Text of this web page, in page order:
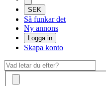
SEK
Så funkar det
Ny annons
Logga in
Skapa konto